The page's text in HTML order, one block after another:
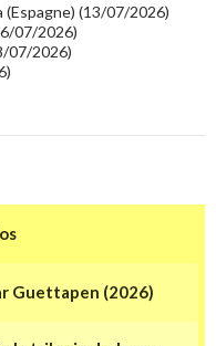
(13/07/2026)
07/2026)
07/2026)